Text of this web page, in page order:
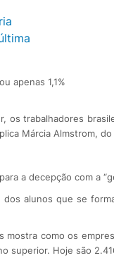
apenas 1,1%
os trabalhadores
Márcia Almstrom,
a decepção com a
dos alunos que se
como os
superior. Hoje são